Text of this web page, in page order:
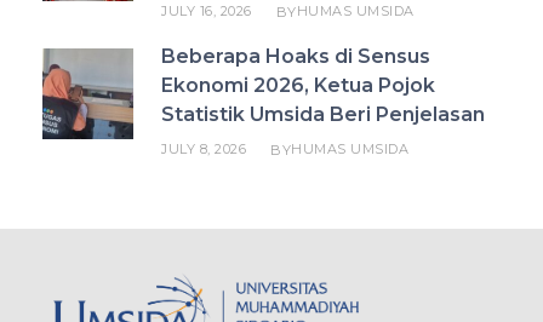
JULY 16, 2026 BYHUMAS UMSIDA
Beberapa Hoaks di Sensus
Ekonomi 2026, Ketua Pojok
Statistik Umsida Beri Penjelasan
JULY 8, 2026 BYHUMAS UMSIDA